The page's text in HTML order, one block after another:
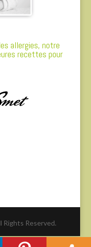
allergies, notre
recettes pour
Reserved.